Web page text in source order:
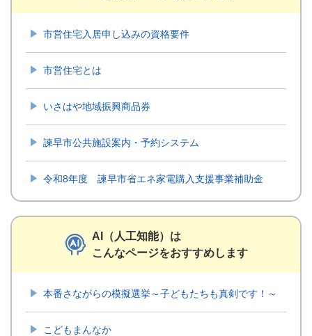
市営住宅入居申し込みの資格要件
市営住宅とは
いさはや地域振興商品券
諫早市公共施設案内・予約システム
令和8年度 諫早市省エネ家電購入支援事業補助金
AI（人工知能）は
こんなページをおすすめします
本番さながらの模擬選挙～子どもたちも真剣です！～
こどもまんなか